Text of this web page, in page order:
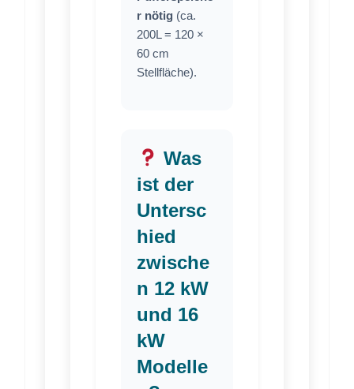
r nötig (ca.
200L = 120 ×
60 cm
Stellfläche).
Was
ist der
Untersc
hied
zwische
n 12 kW
und 16
kW
Modelle